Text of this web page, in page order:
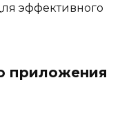
эффективного
приложения